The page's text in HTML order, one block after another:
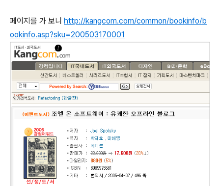
페이지를 가 보니 http://kangcom.com/common/bookinfo/b
ookinfo.asp?sku=200503170001